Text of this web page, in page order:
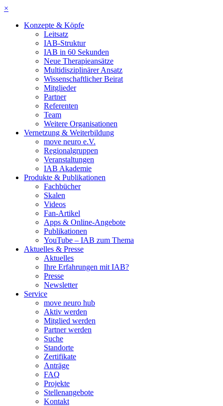
×
Konzepte & Köpfe
Leitsatz
IAB-Struktur
IAB in 60 Sekunden
Neue Therapieansätze
Multidisziplinärer Ansatz
Wissenschaftlicher Beirat
Mitglieder
Partner
Referenten
Team
Weitere Organisationen
Vernetzung & Weiterbildung
move neuro e.V.
Regionalgruppen
Veranstaltungen
IAB Akademie
Produkte & Publikationen
Fachbücher
Skalen
Videos
Fan-Artikel
Apps & Online-Angebote
Publikationen
YouTube – IAB zum Thema
Aktuelles & Presse
Aktuelles
Ihre Erfahrungen mit IAB?
Presse
Newsletter
Service
move neuro hub
Aktiv werden
Mitglied werden
Partner werden
Suche
Standorte
Zertifikate
Anträge
FAQ
Projekte
Stellenangebote
Kontakt